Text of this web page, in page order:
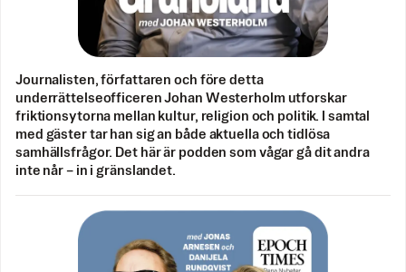
Journalisten, författaren och före detta
underrättelseofficeren Johan Westerholm utforskar
friktionsytorna mellan kultur, religion och politik. I samtal
med gäster tar han sig an både aktuella och tidlösa
samhällsfrågor. Det här är podden som vågar gå dit andra
inte når – in i gränslandet.